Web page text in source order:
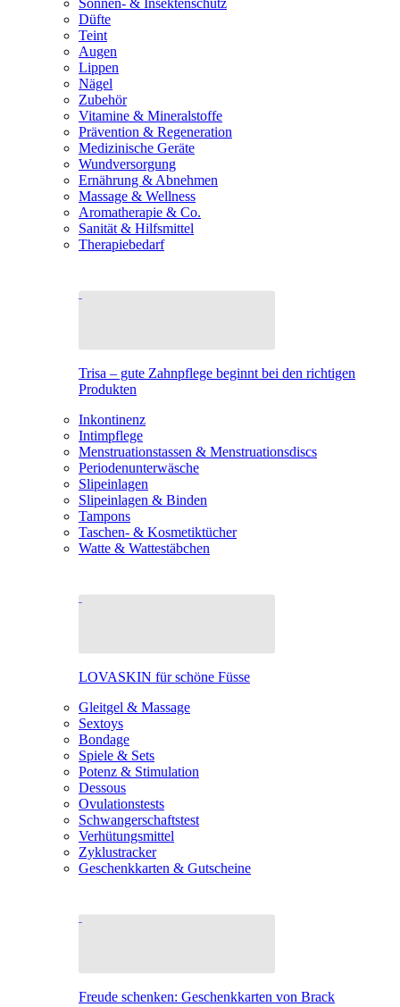
Sonnen- & Insektenschutz
Düfte
Teint
Augen
Lippen
Nägel
Zubehör
Vitamine & Mineralstoffe
Prävention & Regeneration
Medizinische Geräte
Wundversorgung
Ernährung & Abnehmen
Massage & Wellness
Aromatherapie & Co.
Sanität & Hilfsmittel
Therapiebedarf
Trisa – gute Zahnpflege beginnt bei den richtigen
Produkten
Inkontinenz
Intimpflege
Menstruationstassen & Menstruationsdiscs
Periodenunterwäsche
Slipeinlagen
Slipeinlagen & Binden
Tampons
Taschen- & Kosmetiktücher
Watte & Wattestäbchen
LOVASKIN für schöne Füsse
Gleitgel & Massage
Sextoys
Bondage
Spiele & Sets
Potenz & Stimulation
Dessous
Ovulationstests
Schwangerschaftstest
Verhütungsmittel
Zyklustracker
Geschenkkarten & Gutscheine
Freude schenken: Geschenkkarten von Brack